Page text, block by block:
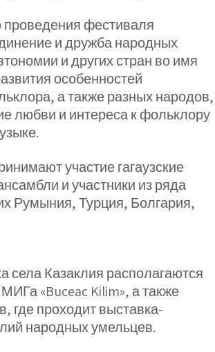
фестиваля
и дружба народных
и других стран во имя
особенностей
а также разных народов,
любви и интереса к фольклору
участие гагаузские
и участники из ряда
Румыния, Турция, Болгария,
села Казаклия располагаются
«Buceac Kilim», а также
где проходит выставка-
народных умельцев.